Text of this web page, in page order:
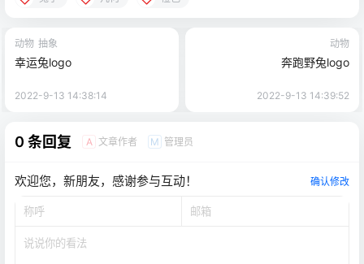
动物 抽象
幸运兔logo
2022-9-13 14:38:14
动物
奔跑野兔logo
2022-9-13 14:39:52
0 条回复 A 文章作者 M 管理员
欢迎您，新朋友，感谢参与互动！ 确认修改